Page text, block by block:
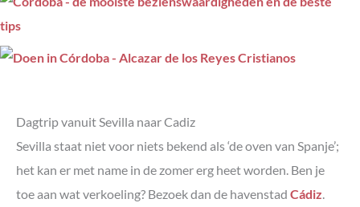
Dagtrip vanuit Sevilla naar Cadiz
Sevilla staat niet voor niets bekend als ‘de oven van Spanje’;
het kan er met name in de zomer erg heet worden. Ben je
toe aan wat verkoeling? Bezoek dan de havenstad Cádiz.